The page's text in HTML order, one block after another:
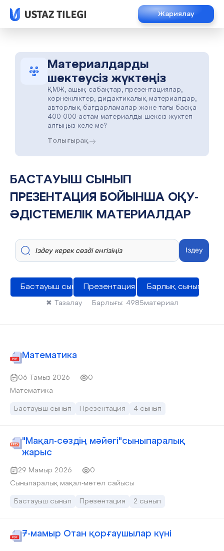
Жариялау
Материалдарды
шектеусіз жүктеңіз
ҚМЖ, ашық сабақтар, презентациялар,
көрнекіліктер, дидактикалық материалдар,
авторлық бағдарламалар және тағы басқа
400 000-астам материалды шексіз жүктеп
алғыңыз келе ме?
Толығырақ
БАСТАУЫШ СЫНЫП
ПРЕЗЕНТАЦИЯ БОЙЫНША ОҚУ-
ӘДІСТЕМЕЛІК МАТЕРИАЛДАР
Іздеу
Бастауыш сыныпПрезентация Барлық сыныптар
✖ Тазалау Барлығы: 4985материал
Математика
06 Тамыз 2026
0
Математика
Бастауыш сынып Презентация 4 сынып
"Мақал-сөздің мәйегі"сыныпаралық
жарыс
29 Мамыр 2026
0
Сыныпаралық мақал-мәтел сайысы
Бастауыш сынып Презентация 2 сынып
7-мамыр Отан қорғаушылар күні